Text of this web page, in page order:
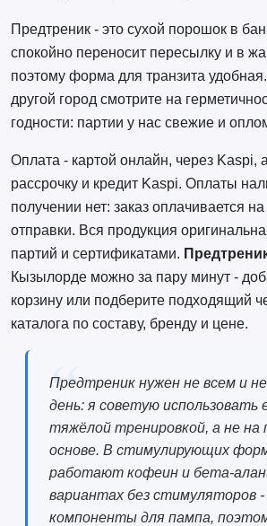
Предтреник - это сухой порошок в
спокойно переносит пересылку и в
поэтому форма для транзита
другой город смотрите на
годности: партии у нас свежие и
Оплата - картой онлайн, через Kaspi,
рассрочку и кредит Kaspi. Оплаты
получении нет: заказ оплачивается
отправки. Вся продукция
партий и сертификатами.
Кызылорде можно за пару минут -
корзину или подберите подходящий
каталога по составу, бренду и цене.
Предтреник нужен не всем и
день: я советую использовать
тяжёлой тренировкой, а не на
основе. В стимулирующих
работают кофеин и бета-
вариантах без стимуляторов
компоненты для пампа,